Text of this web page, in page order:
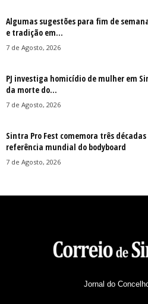
Algumas sugestões para fim de
e tradição em...
7 de Agosto, 2026
PJ investiga homicídio de mulher em
da morte do...
7 de Agosto, 2026
Sintra Pro Fest comemora três décadas
referência mundial do bodyboard
7 de Agosto, 2026
Jornal do